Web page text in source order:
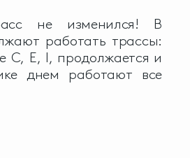
не изменился! В
работать трассы:
C, E, I, продолжается и
днем работают все